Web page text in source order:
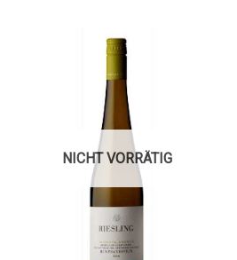
NICHT VORRÄTIG